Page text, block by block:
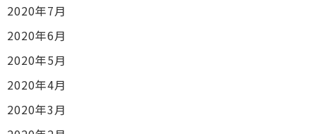
2020年7月
2020年6月
2020年5月
2020年4月
2020年3月